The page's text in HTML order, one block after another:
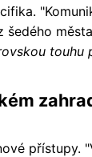
touhu
přístupy.